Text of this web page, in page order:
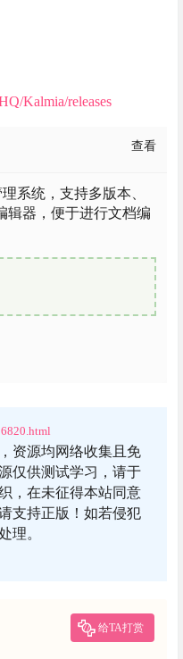
Kalmia/releases
查看
系统，支持多版本、
辑器，便于进行文档编
资源均网络收集且免
仅供测试学习，请于
，在未征得本站同意
支持正版！如若侵犯
理。
给TA打赏